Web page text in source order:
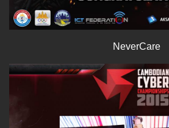
NeverCare